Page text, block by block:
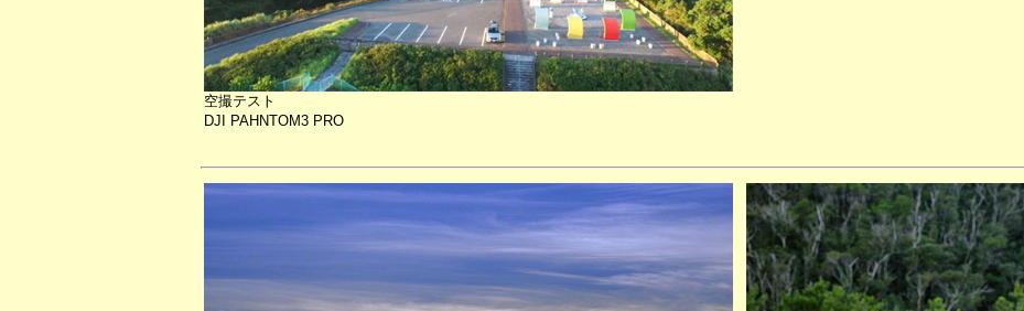
空撮テスト
DJI PAHNTOM3 PRO